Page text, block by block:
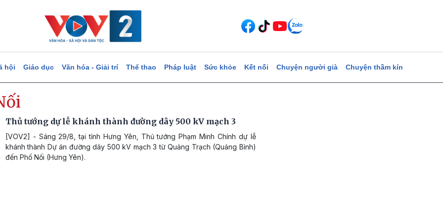
hội Giáo dục Văn hóa - Giải trí Thể thao Pháp luật Sức khỏe Kết nối Chuyện người già Chuyện thầm kín
Thủ tướng dự lễ khánh thành đường dây 500 kV mạch 3
[VOV2] - Sáng 29/8, tại tỉnh Hưng Yên, Thủ tướng Phạm Minh Chính dự lễ
khánh thành Dự án đường dây 500 kV mạch 3 từ Quảng Trạch (Quảng Bình)
đến Phố Nối (Hưng Yên).